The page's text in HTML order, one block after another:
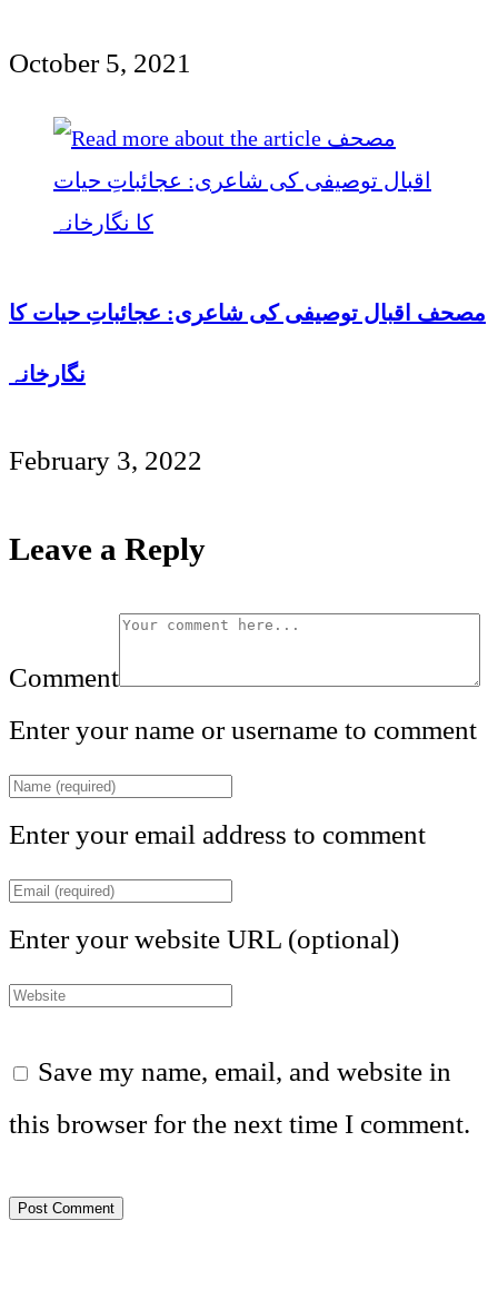
October 5, 2021
مصحف اقبال توصیفی کی شاعری: عجائباتِ حیات کا
نگارخانہ
February 3, 2022
Leave a Reply
Comment
Enter your name or username to comment
Enter your email address to comment
Enter your website URL (optional)
Save my name, email, and website in
this browser for the next time I comment.